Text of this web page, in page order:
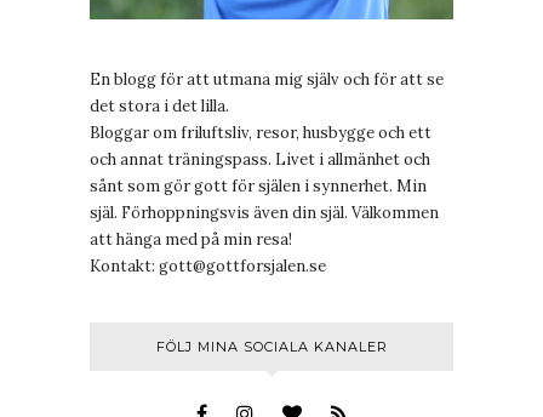
En blogg för att utmana mig själv och för att se
det stora i det lilla.
Bloggar om friluftsliv, resor, husbygge och ett
och annat träningspass. Livet i allmänhet och
sånt som gör gott för själen i synnerhet. Min
själ. Förhoppningsvis även din själ. Välkommen
att hänga med på min resa!
Kontakt: gott@gottforsjalen.se
FÖLJ MINA SOCIALA KANALER